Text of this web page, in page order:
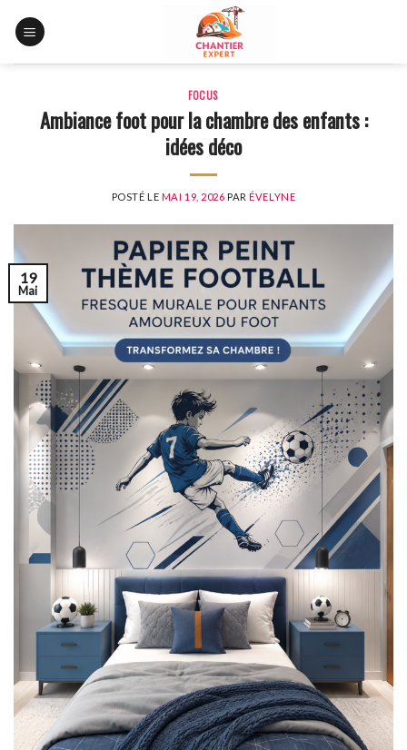
FOCUS
Ambiance foot pour la chambre des enfants :
idées déco
POSTÉ LE MAI 19, 2026 PARÉVELYNE
19
Mai